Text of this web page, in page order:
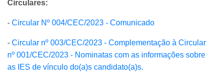
Circulares:
- Circular Nº 004/CEC/2023 - Comunicado
- Circular nº 003/CEC/2023 - Complementação à Circular
nº 001/CEC/2023 - Nominatas com as informações sobre
as IES de vínculo do(a)s candidato(a)s.